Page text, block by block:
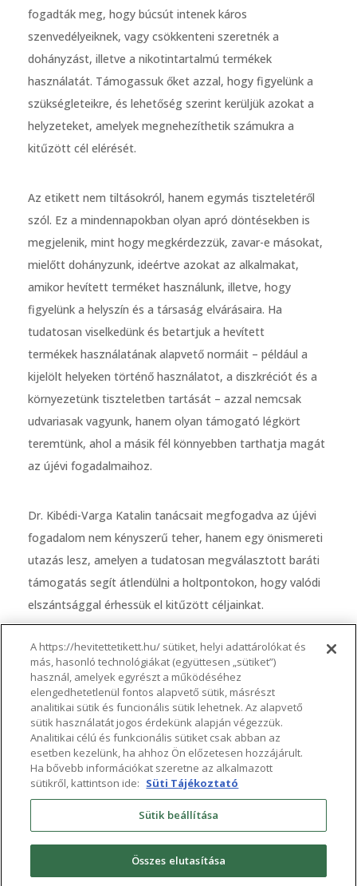
fogadták meg, hogy búcsút intenek káros
szenvedélyeiknek, vagy csökkenteni szeretnék a
dohányzást, illetve a nikotintartalmú termékek
használatát. Támogassuk őket azzal, hogy figyelünk a
szükségleteikre, és lehetőség szerint kerüljük azokat a
helyzeteket, amelyek megnehezíthetik számukra a
kitűzött cél elérését.
Az etikett nem tiltásokról, hanem egymás tiszteletéről
szól. Ez a mindennapokban olyan apró döntésekben is
megjelenik, mint hogy megkérdezzük, zavar-e másokat,
mielőtt dohányzunk, ideértve azokat az alkalmakat,
amikor hevített terméket használunk, illetve, hogy
figyelünk a helyszín és a társaság elvárásaira. Ha
tudatosan viselkedünk és betartjuk a hevített
termékek használatának alapvető normáit – például a
kijelölt helyeken történő használatot, a diszkréciót és a
környezetünk tiszteletben tartását – azzal nemcsak
udvariasak vagyunk, hanem olyan támogató légkört
teremtünk, ahol a másik fél könnyebben tarthatja magát
az újévi fogadalmaihoz.
Dr. Kibédi-Varga Katalin tanácsait megfogadva az újévi
fogadalom nem kényszerű teher, hanem egy önismereti
utazás lesz, amelyen a tudatosan megválasztott baráti
támogatás segít átlendülni a holtpontokon, hogy valódi
elszántsággal érhessük el kitűzött céljainkat.
További részletek:https://hevitettetikett.hu/
Társadalmi célú reklám – Megrendelője a JTI Hungary Zrt.
A nikotin tartalmú hevített termékek fogyasztása
károsítja az Ön egészségét és függőséghez vezet.
További információért kérjük, forduljon hozzánk
JTI Hungary Zrt. Vállalati Kapcsolatok és Kommunikáció
A https://hevitettetikett.hu/ sütiket, helyi adattárolókat és
más, hasonló technológiákat (együttesen „sütiket”)
használ, amelyek egyrészt a működéséhez
elengedhetetlenül fontos alapvető sütik, másrészt
analitikai sütik és funcionális sütik lehetnek. Az alapvető
sütik használatát jogos érdekünk alapján végezzük.
Analitikai célú és funkcionális sütiket csak abban az
esetben kezelünk, ha ahhoz Ön előzetesen hozzájárult.
Ha bővebb információkat szeretne az alkalmazott
sütikről, kattintson ide: Süti Tájékoztató
Sütik beállítása
Összes elutasítása